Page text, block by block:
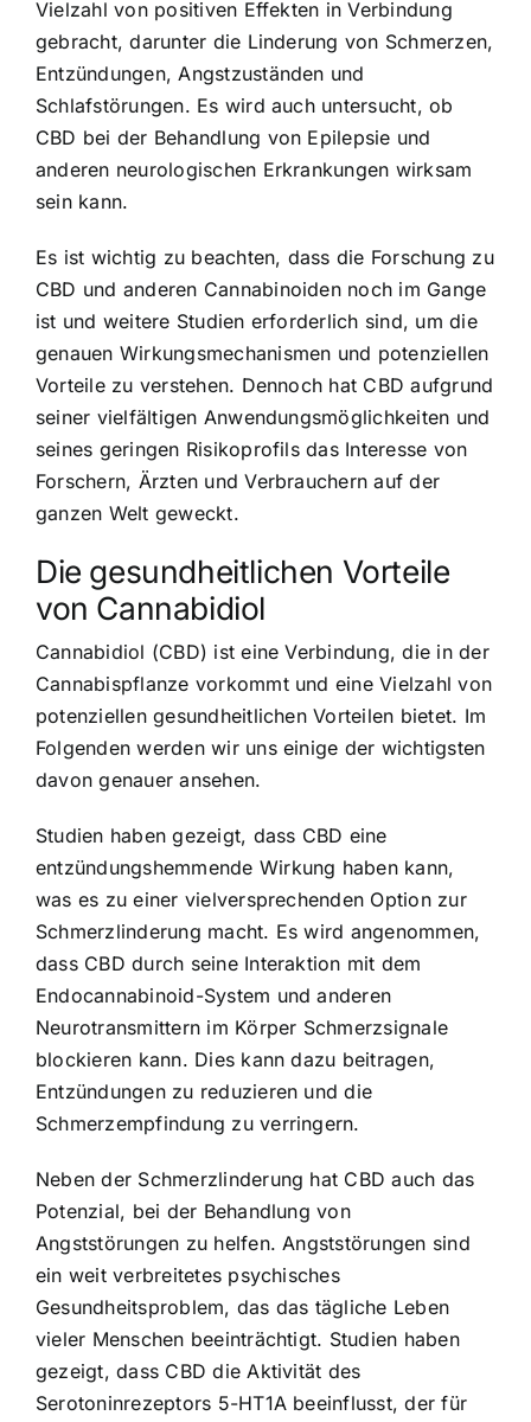
Vielzahl von positiven Effekten in Verbindung
gebracht, darunter die Linderung von Schmerzen,
Entzündungen, Angstzuständen und
Schlafstörungen. Es wird auch untersucht, ob
CBD bei der Behandlung von Epilepsie und
anderen neurologischen Erkrankungen wirksam
sein kann.
Es ist wichtig zu beachten, dass die Forschung zu
CBD und anderen Cannabinoiden noch im Gange
ist und weitere Studien erforderlich sind, um die
genauen Wirkungsmechanismen und potenziellen
Vorteile zu verstehen. Dennoch hat CBD aufgrund
seiner vielfältigen Anwendungsmöglichkeiten und
seines geringen Risikoprofils das Interesse von
Forschern, Ärzten und Verbrauchern auf der
ganzen Welt geweckt.
Die gesundheitlichen Vorteile
von Cannabidiol
Cannabidiol (CBD) ist eine Verbindung, die in der
Cannabispflanze vorkommt und eine Vielzahl von
potenziellen gesundheitlichen Vorteilen bietet. Im
Folgenden werden wir uns einige der wichtigsten
davon genauer ansehen.
Studien haben gezeigt, dass CBD eine
entzündungshemmende Wirkung haben kann,
was es zu einer vielversprechenden Option zur
Schmerzlinderung macht. Es wird angenommen,
dass CBD durch seine Interaktion mit dem
Endocannabinoid-System und anderen
Neurotransmittern im Körper Schmerzsignale
blockieren kann. Dies kann dazu beitragen,
Entzündungen zu reduzieren und die
Schmerzempfindung zu verringern.
Neben der Schmerzlinderung hat CBD auch das
Potenzial, bei der Behandlung von
Angststörungen zu helfen. Angststörungen sind
ein weit verbreitetes psychisches
Gesundheitsproblem, das das tägliche Leben
vieler Menschen beeinträchtigt. Studien haben
gezeigt, dass CBD die Aktivität des
Serotoninrezeptors 5-HT1A beeinflusst, der für